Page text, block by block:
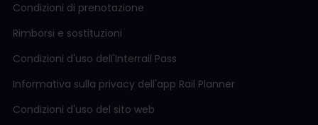
Condizioni di prenotazione
Rimborsi e sostituzioni
Condizioni d'uso delI'Interrail Pass
Informativa sulla privacy dell'app Rail Planner
Condizioni d'uso del sito web